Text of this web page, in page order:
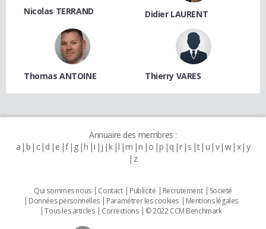
Nicolas TERRAND Didier LAURENT
Thomas ANTOINE Thierry VARES
Annuaire des membres :
a b c d e f g h i j k l m n o p q r s t u v w x y
z
Qui sommes nous Contact Publicité Recrutement
Societé
Données personnelles
Paramétrer les cookies
Mentions légales
Tous les articles
Corrections © 2022 CCM Benchmark